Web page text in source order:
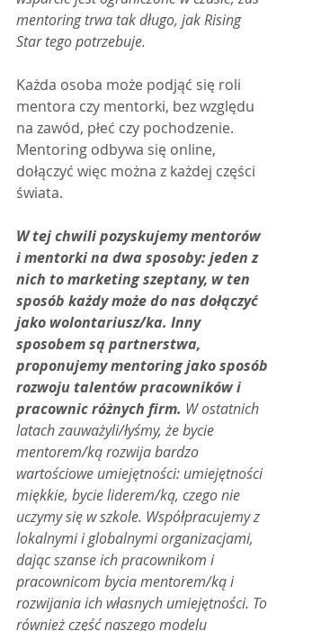
mentoring trwa tak długo, jak Rising
Star tego potrzebuje.
Każda osoba może podjąć się roli
mentora czy mentorki, bez względu
na zawód, płeć czy pochodzenie.
Mentoring odbywa się online,
dołączyć więc można z każdej części
świata.
W tej chwili pozyskujemy mentorów
i mentorki na dwa sposoby: jeden z
nich to marketing szeptany, w ten
sposób każdy może do nas dołączyć
jako wolontariusz/ka. Inny
sposobem są partnerstwa,
proponujemy mentoring jako sposób
rozwoju talentów pracowników i
pracownic różnych firm. W ostatnich
latach zauważyli/łyśmy, że bycie
mentorem/ką rozwija bardzo
wartościowe umiejętności: umiejętności
miękkie, bycie liderem/ką, czego nie
uczymy się w szkole. Współpracujemy z
lokalnymi i globalnymi organizacjami,
dając szanse ich pracownikom i
pracownicom bycia mentorem/ką i
rozwijania ich własnych umiejętności. To
również część naszego modelu